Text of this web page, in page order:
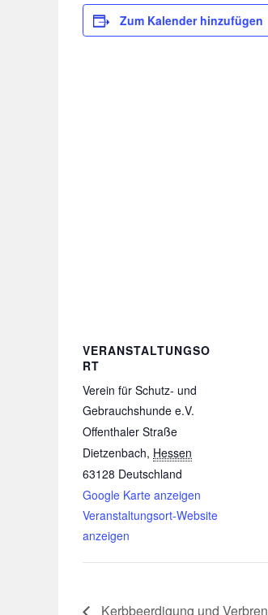
Zum Kalender hinzufügen
VERANSTALTUNGSO
RT
Verein für Schutz- und
Gebrauchshunde e.V.
Offenthaler Straße
Dietzenbach, Hessen
63128 Deutschland
Google Karte anzeigen
Veranstaltungsort-Website
anzeigen
Kerbbeerdigung und